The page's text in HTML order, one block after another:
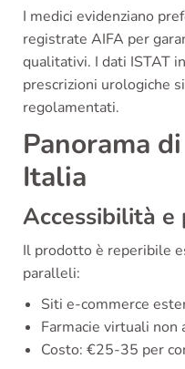
I medici evidenziano
registrate AIFA per
qualitativi. I dati ISTAT
prescrizioni urologiche
regolamentati.
Panorama
Italia
Accessibilità e
Il prodotto è reperibile
paralleli:
Siti e-commerce
Farmacie virtuali non
Costo: €25-35 per